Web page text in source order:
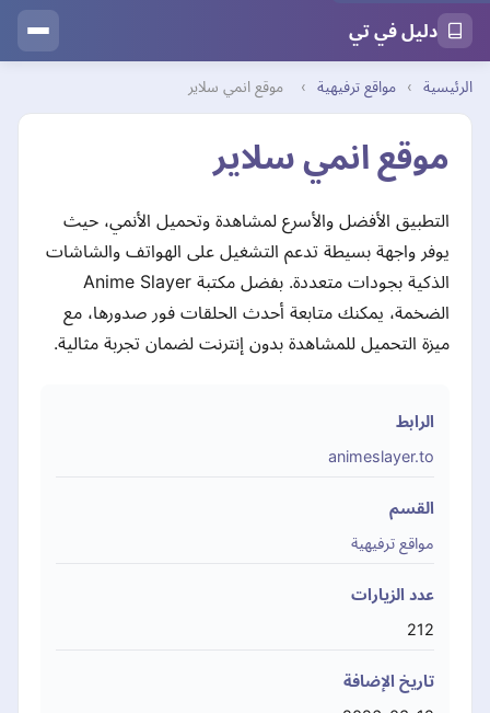
دليل في تي
الرئيسية › مواقع ترفيهية › موقع انمي سلاير
موقع انمي سلاير
التطبيق الأفضل والأسرع لمشاهدة وتحميل الأنمي، حيث
يوفر واجهة بسيطة تدعم التشغيل على الهواتف والشاشات
الذكية بجودات متعددة. بفضل مكتبة Anime Slayer
الضخمة، يمكنك متابعة أحدث الحلقات فور صدورها، مع
ميزة التحميل للمشاهدة بدون إنترنت لضمان تجربة مثالية.
الرابط
animeslayer.to
القسم
مواقع ترفيهية
عدد الزيارات
212
تاريخ الإضافة